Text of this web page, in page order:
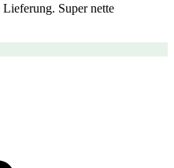
Super nette